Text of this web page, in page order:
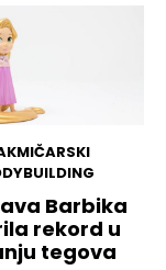
Barbika
rekord u
tegova